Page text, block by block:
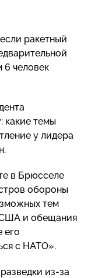
ракетный
человек
какие темы
у лидера
в Брюсселе
обороны
тем
и обещания
его
с НАТО».
из-за